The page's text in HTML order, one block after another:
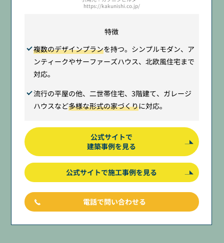
https://kakunishi.co.jp/
特徴
複数のデザインプランを持つ。シンプルモダン、ア
ンティークやサーファーズハウス、北欧風住宅まで
対応。
流行の平屋の他、二世帯住宅、3階建て、ガレージ
ハウスなど多様な形式の家づくりに対応。
公式サイトで
建築事例を見る
公式サイトで施工事例を見る
電話で問い合わせる